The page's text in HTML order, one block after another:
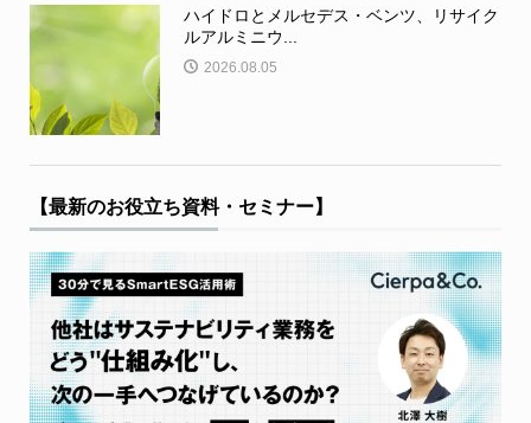
ハイドロとメルセデス・ベンツ、リサイク
ルアルミニウ...
2026.08.05
【最新のお役立ち資料・セミナー】